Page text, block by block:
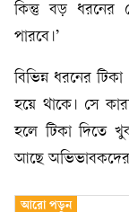
কিন্তু বড় ধরনের
পারবে।’
বিভিন্ন ধরনের
হয়ে থাকে। সে
হলে টিকা দিতে
আছে